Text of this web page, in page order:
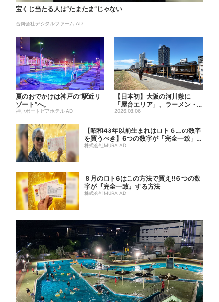
宝くじ当たる人は“たまたま”じゃない
合同会社デジタルファーム AD
夏のおでかけは神戸の”駅近リ
ゾート”へ。
神戸ポートピアホテル AD
【日本初】大阪の河川敷に
「屋台エリア」、ラーメン・
焼肉・しゃぶしゃぶ・カフェ
2026.08.06
【昭和43年以前生まれはロト６この数字
を買うべき】6つの数字が「完全一致」す
る方...
株式会社MURA AD
８月のロト6はこの方法で買え!!６つの数
字が『完全一致』する方法
株式会社MURA AD